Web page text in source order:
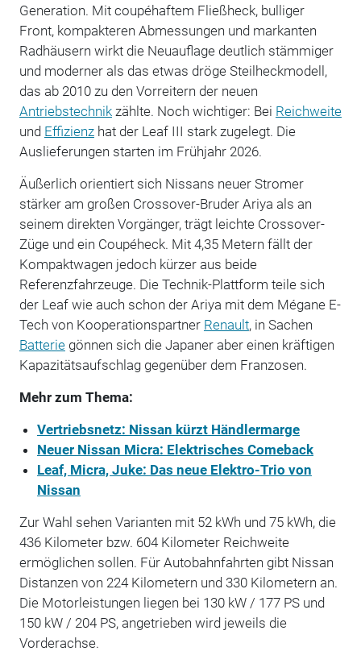
Generation. Mit coupéhaftem Fließheck, bulliger
Front, kompakteren Abmessungen und markanten
Radhäusern wirkt die Neuauflage deutlich stämmiger
und moderner als das etwas dröge Steilheckmodell,
das ab 2010 zu den Vorreitern der neuen
Antriebstechnikzählte. Noch wichtiger: Bei Reichweite
und Effizienzhat der Leaf III stark zugelegt. Die
Auslieferungen starten im Frühjahr 2026.
Äußerlich orientiert sich Nissans neuer Stromer
stärker am großen Crossover-Bruder Ariya als an
seinem direkten Vorgänger, trägt leichte Crossover-
Züge und ein Coupéheck. Mit 4,35 Metern fällt der
Kompaktwagen jedoch kürzer aus beide
Referenzfahrzeuge. Die Technik-Plattform teile sich
der Leaf wie auch schon der Ariya mit dem Mégane E-
Tech von Kooperationspartner Renault, in Sachen
Batteriegönnen sich die Japaner aber einen kräftigen
Kapazitätsaufschlag gegenüber dem Franzosen.
Mehr zum Thema:
Vertriebsnetz: Nissan kürzt Händlermarge
Neuer Nissan Micra: Elektrisches Comeback
Leaf, Micra, Juke: Das neue Elektro-Trio von
Nissan
Zur Wahl sehen Varianten mit 52 kWh und 75 kWh, die
436 Kilometer bzw. 604 Kilometer Reichweite
ermöglichen sollen. Für Autobahnfahrten gibt Nissan
Distanzen von 224 Kilometern und 330 Kilometern an.
Die Motorleistungen liegen bei 130 kW / 177 PS und
150 kW / 204 PS, angetrieben wird jeweils die
Vorderachse.